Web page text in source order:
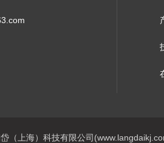
（上海）科技有限公司